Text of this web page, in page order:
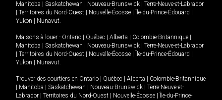
Manitoba
Saskatchewan Nouveau-Brunswick
Terre-Neuve-et-Labrador
Territoires du Nord-Ouest Nouvelle-Écosse Île-du-Prince-Édouard
Yukon
Nunavut.
Maisons à louer - Ontario Québec Alberta Colombie-Britannique
Manitoba
Saskatchewan Nouveau-Brunswick
Terre-Neuve-et-Labrador
Territoires du Nord-Ouest Nouvelle-Écosse Île-du-Prince-Édouard
Yukon
Nunavut.
Trouver des courtiers en Ontario Québec Alberta
Colombie-Britannique
Manitoba Saskatchewan Nouveau-Brunswick
Terre-Neuve-et-
Labrador
Territoires du Nord-Ouest Nouvelle-Écosse
Île-du-Prince-